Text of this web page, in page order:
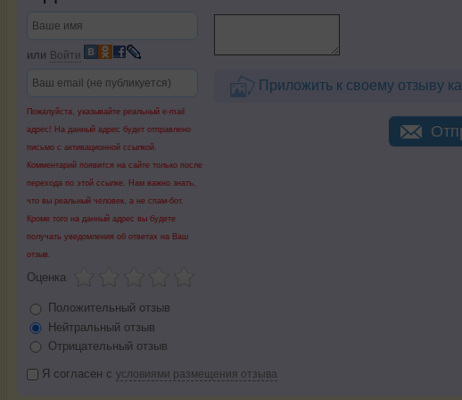
или Войти
Пожалуйста, указывайте реальный e-mail
адрес! На данный адрес будет отправлено
письмо с активационной ссылкой.
Комментарий появится на сайте только после
перехода по этой ссылке. Нам важно знать,
что вы реальный человек, а не спам-бот.
Кроме того на данный адрес вы будете
получать уведомления об ответах на Ваш
отзыв.
Оценка
Положительный отзыв
Нейтральный отзыв
Отрицательный отзыв
Приложить к своему отзыву
Я согласен с условиями размещения отзыва